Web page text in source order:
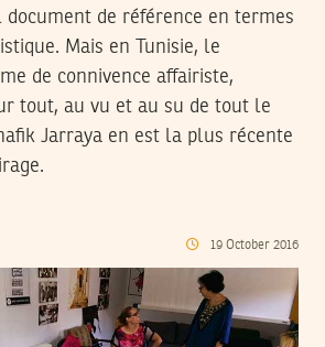
document de référence en termes
Mais en Tunisie, le
de connivence affairiste,
tout, au vu et au su de tout le
Jarraya en est la plus récente
19 October 2016